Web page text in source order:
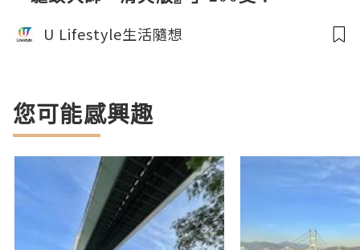
U Lifestyle生活隨想
您可能感興趣